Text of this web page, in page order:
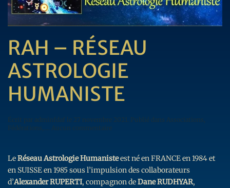
RAH – RÉSEAU
ASTROLOGIE
HUMANISTE
Écrit par adminfdaf le 27 novembre 2021 . Publié dans Associations,
Fédérations,...
Aucun commentaire
Astrologie
Humaniste
LeRéseau Astrologie Humanisteest né en FRANCE en 1984 et
en SUISSE en 1985 sous l’impulsion des collaborateurs
d’Alexander RUPERTI, compagnon deDane RUDHYAR,